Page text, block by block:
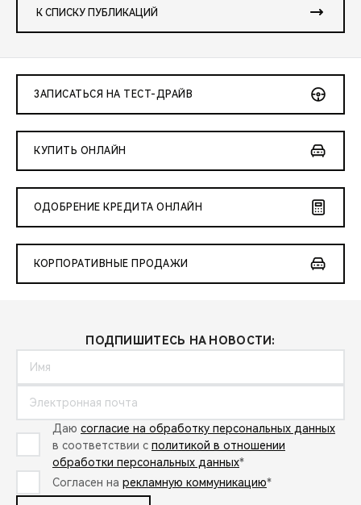
К СПИСКУ ПУБЛИКАЦИЙ
ЗАПИСАТЬСЯ НА ТЕСТ-ДРАЙВ
КУПИТЬ ОНЛАЙН
ОДОБРЕНИЕ КРЕДИТА ОНЛАЙН
КОРПОРАТИВНЫЕ ПРОДАЖИ
ПОДПИШИТЕСЬ НА НОВОСТИ:
Даю согласие на обработку персональных данных
в соответствии с политикой в отношении
обработки персональных данных*
Согласен на рекламную коммуникацию*